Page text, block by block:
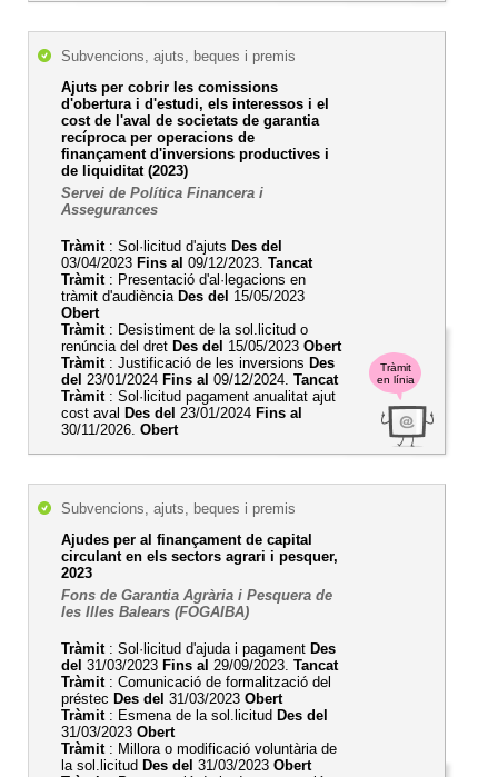
Tràmit
en línia
Subvencions, ajuts, beques i premis
Ajuts per cobrir les comissions
d'obertura i d'estudi, els interessos i el
cost de l'aval de societats de garantia
recíproca per operacions de
finançament d'inversions productives i
de liquiditat (2023)
Servei de Política Financera i
Assegurances
Tràmit: Sol·licitud d'ajuts Des del
03/04/2023 Fins al 09/12/2023. Tancat
Tràmit: Presentació d'al·legacions en
tràmit d'audiència Des del 15/05/2023
Obert
Tràmit: Desistiment de la sol.licitud o
renúncia del dret Des del 15/05/2023 Obert
Tràmit: Justificació de les inversions Des
del 23/01/2024 Fins al 09/12/2024. Tancat
Tràmit: Sol·licitud pagament anualitat ajut
cost aval Des del 23/01/2024 Fins al
30/11/2026. Obert
Subvencions, ajuts, beques i premis
Ajudes per al finançament de capital
circulant en els sectors agrari i pesquer,
2023
Fons de Garantia Agrària i Pesquera de
les Illes Balears (FOGAIBA)
Tràmit: Sol·licitud d'ajuda i pagament Des
del 31/03/2023 Fins al 29/09/2023. Tancat
Tràmit: Comunicació de formalització del
préstec Des del 31/03/2023 Obert
Tràmit: Esmena de la sol.licitud Des del
31/03/2023 Obert
Tràmit: Millora o modificació voluntària de
la sol.licitud Des del 31/03/2023 Obert